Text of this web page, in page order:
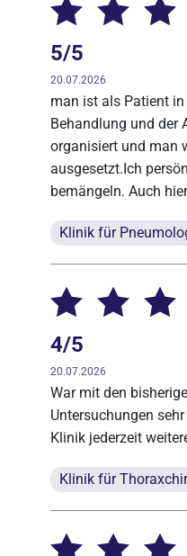
5/5
20.07.2026
man ist als Patient
Behandlung und der
organisiert und man
ausgesetzt.Ich
bemängeln. Auch
Klinik für
4/5
20.07.2026
War mit den
Untersuchungen
Klinik jederzeit
Klinik für